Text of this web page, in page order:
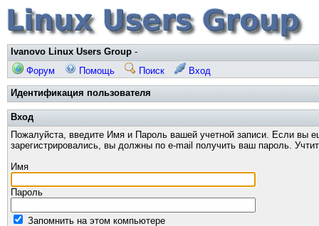
Ivanovo Linux Users Group -
Форум
Помощь Поиск Вход
Идентификация пользователя
Вход
Пожалуйста, введите Имя и Пароль вашей учетной записи. Если вы
зарегистрировались, вы должны по e-mail получить ваш пароль.
Имя
Пароль
Запомнить на этом компьютере